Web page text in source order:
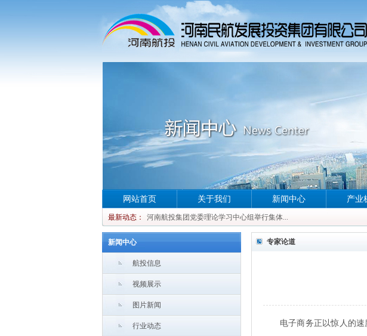
网站首页
最新动态：
河南航投集团党委理论学习中心组举行集体...
河南航投集团党委理论学习中心组举行集体...
河南航投集团党委理论学习中心组举行集体...
河南航投集团党委理论学习中心组举行集体...
关于我们 新闻中心 产业
新闻中心
航投信息
视频展示
图片新闻
行业动态
专家论道
电子商务正以惊人的